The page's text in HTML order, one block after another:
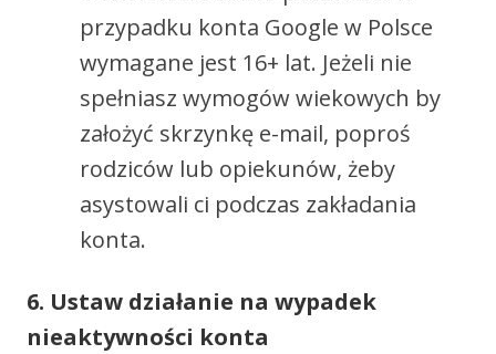
przypadku konta Google w Polsce
wymagane jest 16+ lat. Jeżeli nie
spełniasz wymogów wiekowych by
założyć skrzynkę e-mail, poproś
rodziców lub opiekunów, żeby
asystowali ci podczas zakładania
konta.
6. Ustaw działanie na wypadek
nieaktywności konta